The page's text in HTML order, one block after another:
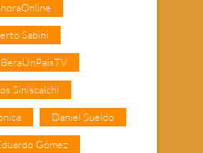
Sabini
BeraUnPaisTV
Siniscalchi
Daniel Sueldo
Gómez